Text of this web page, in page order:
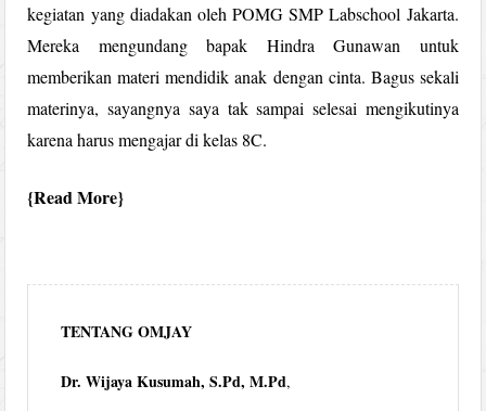
kegiatan yang diadakan oleh POMG SMP Labschool Jakarta.
Mereka mengundang bapak Hindra Gunawan untuk
memberikan materi mendidik anak dengan cinta. Bagus sekali
materinya, sayangnya saya tak sampai selesai mengikutinya
karena harus mengajar di kelas 8C.
Read More
TENTANG OMJAY
Dr. Wijaya Kusumah, S.Pd, M.Pd,